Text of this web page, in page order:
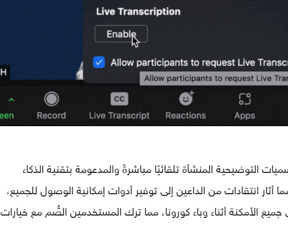
التوضيحية المنشأة تلقائيًا مباشرةً والمدعومة بتقنية الذكاء
انتقادات من الداعين إلى توفير أدوات إمكانية الوصول للجميع،
الأمكنة أثناء وباء كورونا، مما ترك المستخدمين الصُّم مع خيارات